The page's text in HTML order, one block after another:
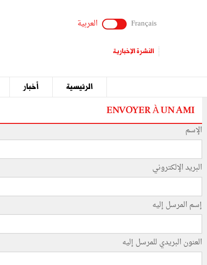
Français العربية
النشرة الإخبارية
الرئيسية أخبار
ENVOYER À UN AMI
الإسم
البريد الإلكتروني
إسم المرسل إليه
العنون البريدي للمرسل إليه